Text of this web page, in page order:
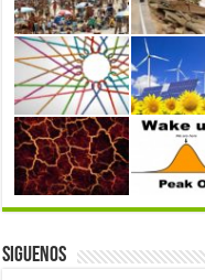
Siguenos